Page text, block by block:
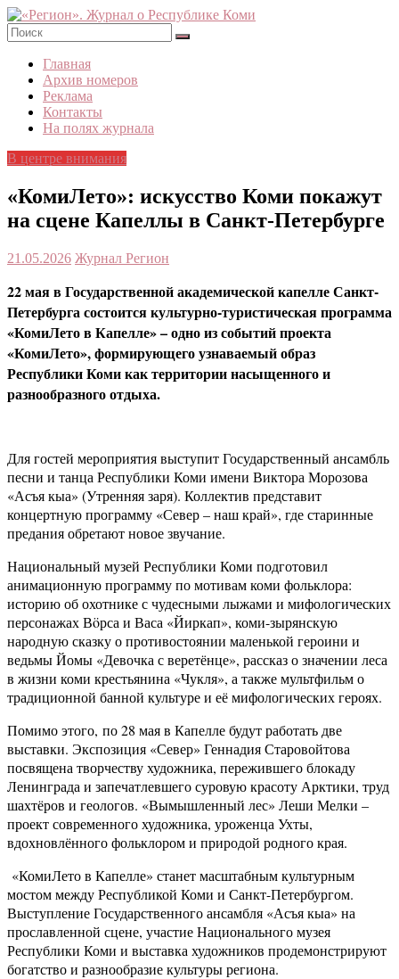
Skip
to
content
«Регион».
Журнал
Республике
Коми
Главная
Архив номеров
Реклама
Контакты
На полях журнала
В центре внимания
«КомиЛето»: искусство Коми покажут
на сцене Капеллы в Санкт-Петербурге
21.05.2026 Журнал Регион
22 мая в Государственной академической капелле Санкт-
Петербурга состоится культурно-туристическая программа
«КомиЛето в Капелле» – одно из событий проекта
«КомиЛето», формирующего узнаваемый образ
Республики Коми как территории насыщенного и
разнообразного отдыха.
Для гостей мероприятия выступит Государственный ансамбль
песни и танца Республики Коми имени Виктора Морозова
«Асъя кыа» (Утренняя заря). Коллектив представит
концертную программу «Север – наш край», где старинные
предания обретают новое звучание.
Национальный музей Республики Коми подготовил
анимационную программу по мотивам коми фольклора:
историю об охотнике с чудесными лыжами и мифологических
персонажах Вöрса и Васа «Йиркап», коми-зырянскую
народную сказку о противостоянии маленькой героини и
ведьмы Йомы «Девочка с веретёнце», рассказ о значении леса
в жизни коми крестьянина «Чукля», а также мультфильм о
традиционной банной культуре и её мифологических героях.
Помимо этого, по 28 мая в Капелле будут работать две
выставки. Экспозиция «Север» Геннадия Старовойтова
посвящена творчеству художника, пережившего блокаду
Ленинграда и запечатлевшего суровую красоту Арктики, труд
шахтёров и геологов. «Вымышленный лес» Леши Мелки –
проект современного художника, уроженца Ухты,
вдохновлённого фольклором и природой родного края.
«КомиЛето в Капелле» станет масштабным культурным
мостом между Республикой Коми и Санкт-Петербургом.
Выступление Государственного ансамбля «Асъя кыа» на
прославленной сцене, участие Национального музея
Республики Коми и выставка художников продемонстрируют
богатство и разнообразие культуры региона.